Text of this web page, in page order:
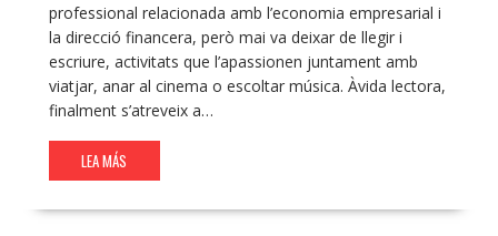
professional relacionada amb l’economia empresarial i
la direcció financera, però mai va deixar de llegir i
escriure, activitats que l’apassionen juntament amb
viatjar, anar al cinema o escoltar música. Àvida lectora,
finalment s’atreveix a…
LEA MÁS